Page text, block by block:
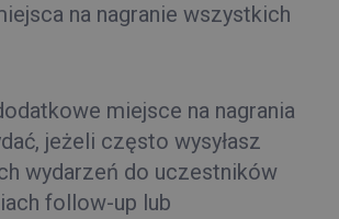
na nagranie wszystkich
miejsce na nagrania
jeżeli często wysyłasz
wydarzeń do uczestników
follow-up lub